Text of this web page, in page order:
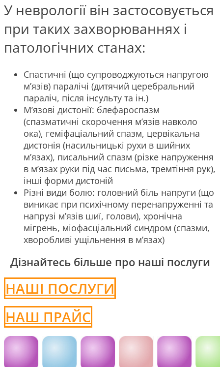
У неврології він застосовується
при таких захворюваннях і
патологічних станах:
Спастичні (що супроводжуються напругою
м’язів) паралічі (дитячий церебральний
параліч, після інсульту та ін.)
М’язові дистонії: блефароспазм
(спазматичні скорочення м’язів навколо
ока), геміфаціальний спазм, цервікальна
дистонія (насильницькі рухи в шийних
м’язах), писальний спазм (різке напруження
в м’язах руки під час письма, тремтіння рук),
інші форми дистоній
Різні види болю: головний біль напруги (що
виникає при психічному перенапруженні та
напрузі м’язів шиї, голови), хронічна
мігрень, міофасціальний синдром (спазми,
хворобливі ущільнення в м’язах)
Дізнайтесь більше про наші послуги
НАШІ ПОСЛУГИ
НАШ ПРАЙС